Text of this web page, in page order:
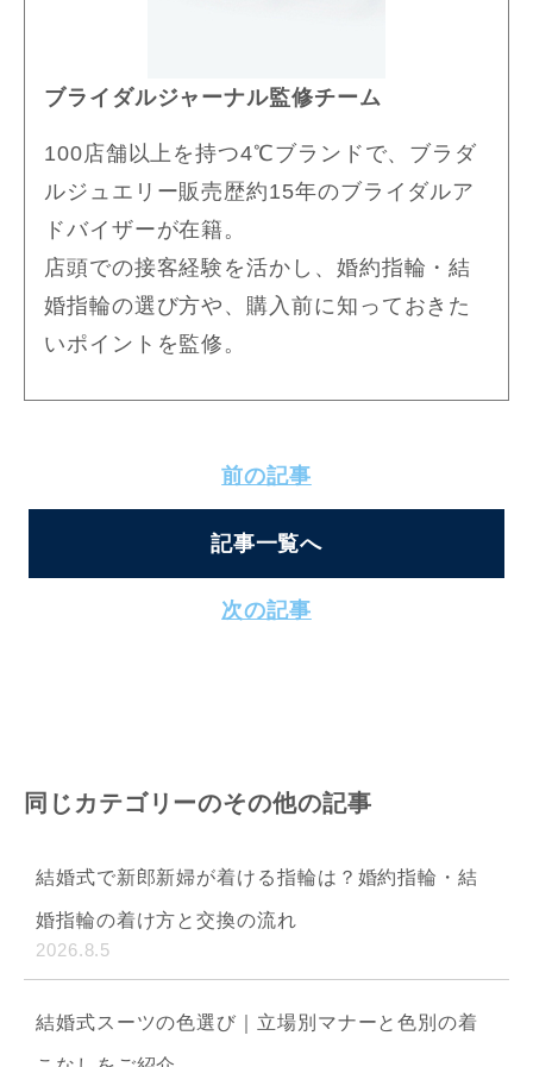
ブライダルジャーナル監修チーム
100店舗以上を持つ4℃ブランドで、ブラダ
ルジュエリー販売歴約15年のブライダルア
ドバイザーが在籍。
店頭での接客経験を活かし、婚約指輪・結
婚指輪の選び方や、購入前に知っておきた
いポイントを監修。
前の記事
記事一覧へ
次の記事
同じカテゴリーのその他の記事
結婚式で新郎新婦が着ける指輪は？婚約指輪・結
婚指輪の着け方と交換の流れ
2026.8.5
結婚式スーツの色選び｜立場別マナーと色別の着